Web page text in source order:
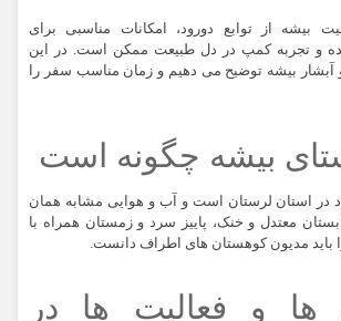
بیشه از توابع دورود، امکانات مناسبی برای
و تجربه کمپ در دل طبیعت ممکن است. در این
آبشار بیشه توضیح می دهیم و زمان مناسب سفر را
بیشه چگونه است
در استان لرستان است و آب و هوایی مشابه همان
معتدل و خنک، پاییز سرد و زمستان همراه با
باید مدیون کوهستان های اطراف دانست.
و فعالیت ها در